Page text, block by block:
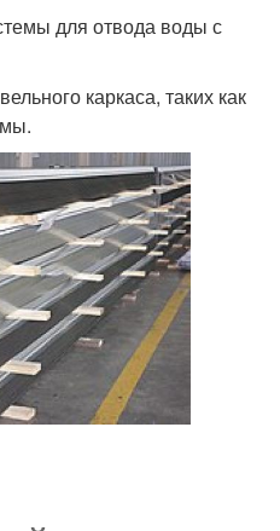
для отвода воды с
каркаса, таких как